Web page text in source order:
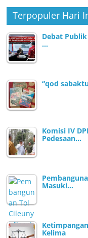
Terpopuler Hari
Debat Publik
…
“qod
Komisi IV
Pedesaan…
Masuki…
Kelima